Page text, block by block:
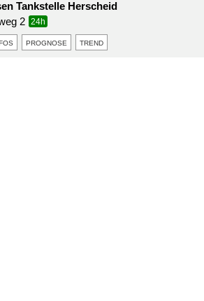
Tankstelle Herscheid
2
24h
prognose trend